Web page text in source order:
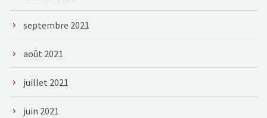
septembre 2021
août 2021
juillet 2021
juin 2021